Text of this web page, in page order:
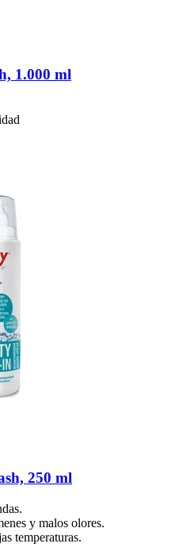
1.000 ml
250 ml
y malos olores.
temperaturas.